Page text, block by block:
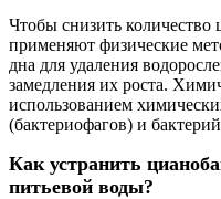
Чтобы снизить количество
применяют физические
дна для удаления
замедления их роста.
использованием
(бактериофагов) и
Как устранить
питьевой воды?